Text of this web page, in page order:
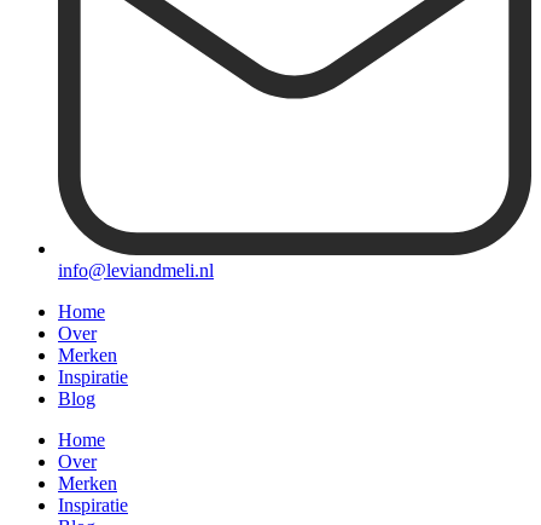
info@leviandmeli.nl
Home
Over
Merken
Inspiratie
Blog
Home
Over
Merken
Inspiratie